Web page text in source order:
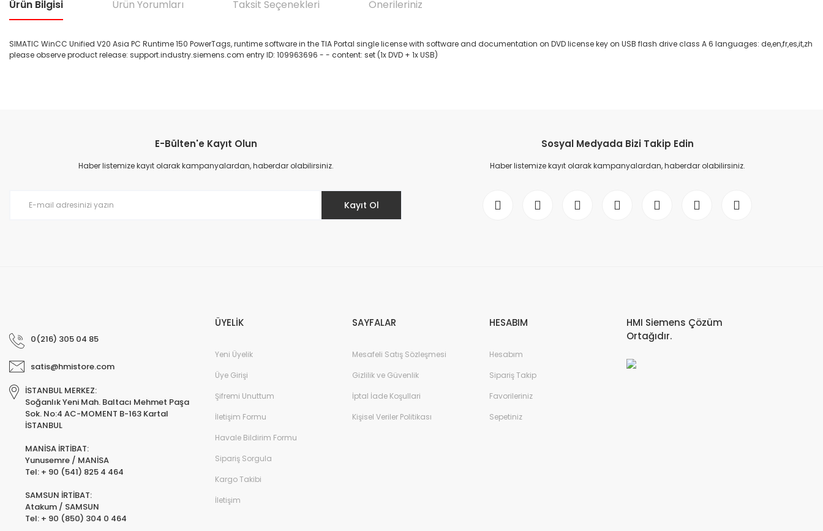
Ürün Bilgisi Ürün Yorumları Taksit Seçenekleri Önerileriniz
SIMATIC WinCC Unified V20 Asia PC Runtime 150 PowerTags, runtime software in the TIA Portal single license with software and documentation on DVD license key on USB flash drive class A 6 languages: de,en,fr,es,it,zh
please observe product release: support.industry.siemens.com entry ID: 109963696 - - content: set (1x DVD + 1x USB)
Ürün resmi kalitesiz, bozuk veya görüntülenemiyor.
Ürün açıklamasında eksik bilgiler bulunuyor.
E-Bülten'e Kayıt Olun
Haber listemize kayıt olarak kampanyalardan, haberdar olabilirsiniz.
Kayıt Ol
Sosyal Medyada Bizi Takip Edin
Haber listemize kayıt olarak kampanyalardan, haberdar olabilirsiniz.
0(216) 305 04 85
satis@hmistore.com
İSTANBUL MERKEZ:
Soğanlık Yeni Mah. Baltacı Mehmet Paşa
Sok. No:4 AC-MOMENT B-163 Kartal
İSTANBUL
MANİSA İRTİBAT:
Yunusemre / MANİSA
Tel: + 90 (541) 825 4 464
SAMSUN İRTİBAT:
Atakum / SAMSUN
Tel: + 90 (850) 304 0 464
ÜYELİK
Yeni Üyelik
Üye Girişi
Şifremi Unuttum
İletişim Formu
Havale Bildirim Formu
Sipariş Sorgula
Kargo Takibi
İletişim
SAYFALAR
Mesafeli Satış Sözleşmesi
Gizlilik ve Güvenlik
İptal İade Koşullari
Kişisel Veriler Politikası
HESABIM
Hesabım
Sipariş Takip
Favorileriniz
Sepetiniz
HMI Siemens Çözüm
Ortağıdır.